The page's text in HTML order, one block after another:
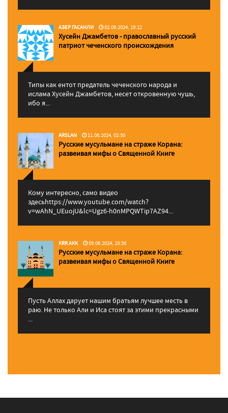
АЗЕР ГАСАНЛИ 02.09.2024, 19:12
Хусейн Джамбетов - православный русский
патриот чеченского происхождения
Типы как ентот предатель чеченского народа и
ислама Хусейн Джамбетов, несет откровенную чушь,
ибо я...
ARSLAN 11.06.2024, 02:50
Русские мусульмане на страже Корана:
pазвеивая мифы о Священной Книге
Кому интересно, само видео
здесьhttps://www.youtube.com/watch?
v=wAhN_UEuojU&lc=Ugz6-h0nMPQWTip7AZ94...
KRR AKK 09.06.2024, 18:56
Русские мусульмане на страже Корана:
pазвеивая мифы о Священной Книге
Пусть Аллах дарует нашим братьям лучшее месть в
раю. Не только Али и Иса стоят за этими прекрасными
...